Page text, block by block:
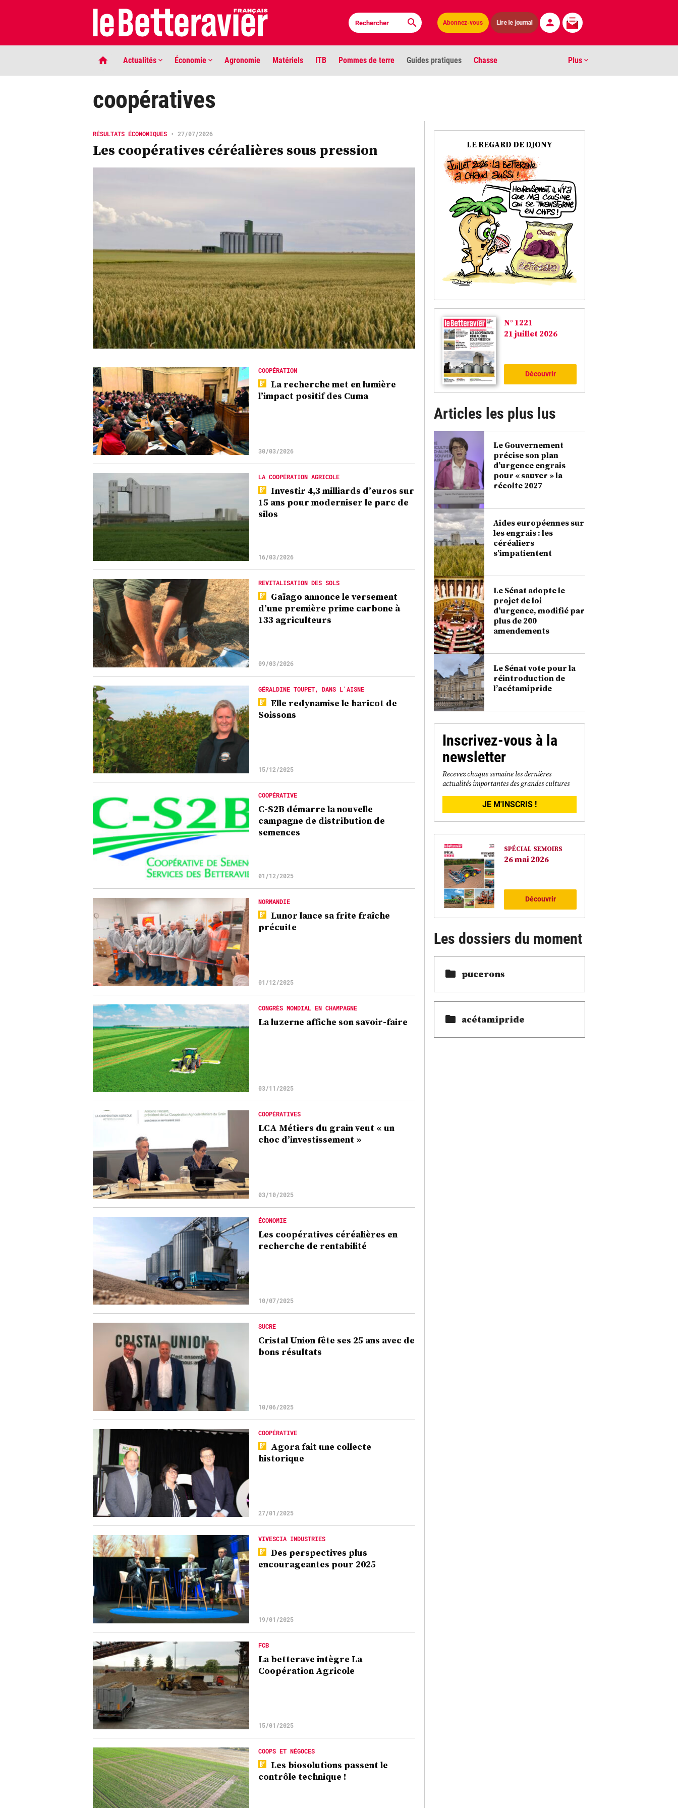
Abonnez-vous Lire le journal
Actualités Économie Agronomie Matériels ITB Pommes de terre Guides pratiques Chasse Plus
Biocarburants
Environnement
Vidéos
Contact
coopératives
RÉSULTATS ÉCONOMIQUES • 27/07/2026
Les coopératives céréalières sous pression
COOPÉRATION
La recherche met en lumière
l’impact positif des Cuma
30/03/2026
LA COOPÉRATION AGRICOLE
Investir 4,3 milliards d’euros sur
15 ans pour moderniser le parc de
silos
16/03/2026
REVITALISATION DES SOLS
Gaïago annonce le versement
d’une première prime carbone à
133 agriculteurs
09/03/2026
GÉRALDINE TOUPET, DANS L'AISNE
Elle redynamise le haricot de
Soissons
15/12/2025
COOPÉRATIVE
C-S2B démarre la nouvelle
campagne de distribution de
semences
01/12/2025
NORMANDIE
Lunor lance sa frite fraîche
précuite
01/12/2025
CONGRÈS MONDIAL EN CHAMPAGNE
La luzerne affiche son savoir-faire
03/11/2025
COOPÉRATIVES
LCA Métiers du grain veut « un
choc d’investissement »
03/10/2025
ÉCONOMIE
Les coopératives céréalières en
recherche de rentabilité
10/07/2025
SUCRE
Cristal Union fête ses 25 ans avec de
bons résultats
10/06/2025
COOPÉRATIVE
Agora fait une collecte
historique
27/01/2025
VIVESCIA INDUSTRIES
Des perspectives plus
encourageantes pour 2025
19/01/2025
FCB
La betterave intègre La
Coopération Agricole
15/01/2025
COOPS ET NÉGOCES
Les biosolutions passent le
contrôle technique !
LE REGARD DE DJONY
N° 1221
21 juillet 2026
Découvrir
Articles les plus lus
Le Gouvernement
précise son plan
d’urgence engrais
pour « sauver » la
récolte 2027
Aides européennes sur
les engrais : les
céréaliers
s’impatientent
Le Sénat adopte le
projet de loi
d’urgence, modifié par
plus de 200
amendements
Le Sénat vote pour la
réintroduction de
l’acétamipride
Inscrivez-vous à la
newsletter
Recevez chaque semaine les dernières
actualités importantes des grandes cultures
JE M'INSCRIS !
SPÉCIAL SEMOIRS
26 mai 2026
Découvrir
Les dossiers du moment
pucerons
acétamipride